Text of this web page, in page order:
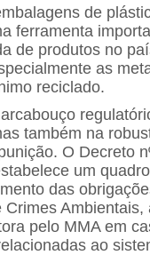
de
ferramenta
de produtos no
as
reciclado.
também na
O Decreto
um
das
pelo MMA em
ao